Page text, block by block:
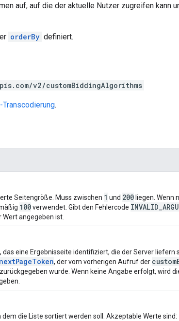
auf, auf die der aktuelle Nutzer zugreifen kann
orderBy definiert.
v2/customBiddingAlgorithms
Transcodierung.
Seitengröße. Muss zwischen 1 und 200 liegen. Wenn
100verwendet. Gibt den Fehlercode
Wert angegeben ist.
das eine Ergebnisseite identifiziert, die der Server liefern
nextPageToken, der vom vorherigen Aufruf der
wurde. Wenn keine Angabe erfolgt, wird
dem die Liste sortiert werden soll. Akzeptable Werte sind: